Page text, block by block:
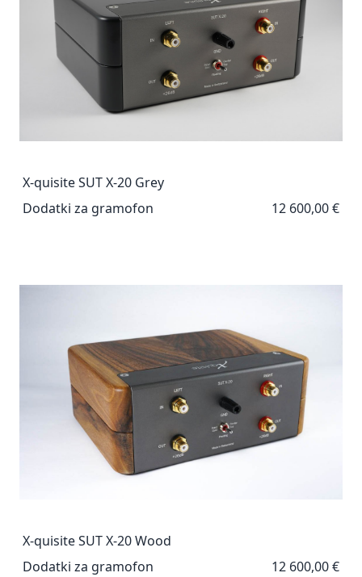
X-quisite SUT X-20 Grey
Dodatki za gramofon
12 600,00 €
X-quisite SUT X-20 Wood
Dodatki za gramofon
12 600,00 €